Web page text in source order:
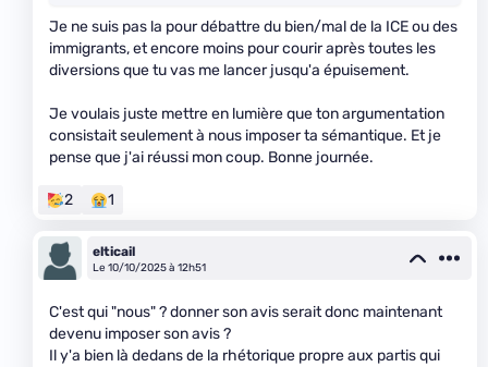
Je ne suis pas la pour débattre du bien/mal de la ICE ou des
immigrants, et encore moins pour courir après toutes les
diversions que tu vas me lancer jusqu'a épuisement.
Je voulais juste mettre en lumière que ton argumentation
consistait seulement à nous imposer ta sémantique. Et je
pense que j'ai réussi mon coup. Bonne journée.
2 1
elticail
Le 10/10/2025 à 12h51
C'est qui "nous" ? donner son avis serait donc maintenant
devenu imposer son avis ?
Il y'a bien là dedans de la rhétorique propre aux partis qui